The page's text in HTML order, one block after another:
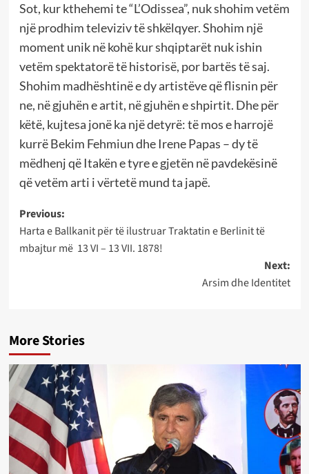
Sot, kur kthehemi te “L’Odissea”, nuk shohim vetëm
një prodhim televiziv të shkëlqyer. Shohim një
moment unik në kohë kur shqiptarët nuk ishin
vetëm spektatorë të historisë, por bartës të saj.
Shohim madhështinë e dy artistëve që flisnin për
ne, në gjuhën e artit, në gjuhën e shpirtit. Dhe për
këtë, kujtesa jonë ka një detyrë: të mos e harrojë
kurrë Bekim Fehmiun dhe Irene Papas – dy të
mëdhenj që Itakën e tyre e gjetën në pavdekësinë
që vetëm arti i vërtetë mund ta japë.
Post
navigation
Previous:
Harta e Ballkanit për të ilustruar Traktatin e Berlinit të
mbajtur më 13 VI – 13 VII. 1878!
Next:
Arsim dhe Identitet
More Stories